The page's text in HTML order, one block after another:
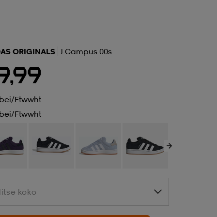
ORIGINALS J Campus 00s
ftwwht
ftwwht
koko
koko